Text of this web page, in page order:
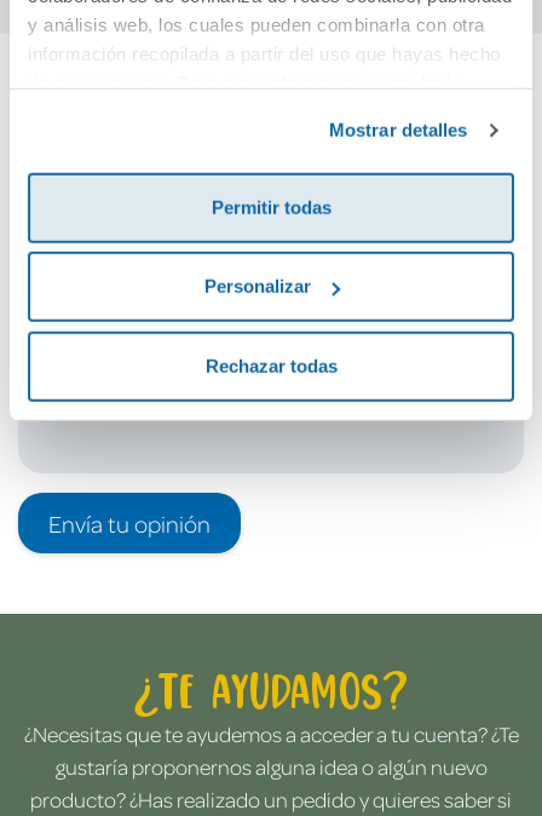
y análisis web, los cuales pueden combinarla con otra
información recopilada a partir del uso que hayas hecho
Mostrar detalles
Permitir todas
Personalizar
Rechazar todas
Cuéntanos tu opinión
¡Sé el primero en valorar este producto!
Envía tu opinión
¿Te ayudamos?
¿Necesitas que te ayudemos a acceder a tu cuenta? ¿Te
gustaría proponernos alguna idea o algún nuevo
producto? ¿Has realizado un pedido y quieres saber si